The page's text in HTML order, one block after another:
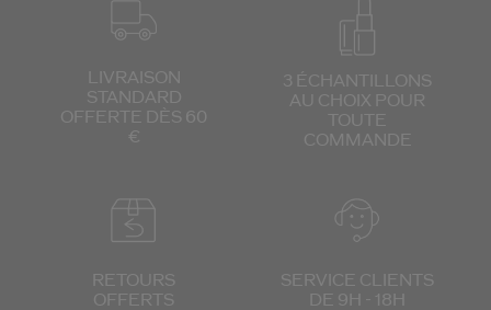
LIVRAISON
STANDARD
OFFERTE DÈS 60
€
3 ÉCHANTILLONS
AU CHOIX POUR
TOUTE
COMMANDE
RETOURS
OFFERTS
SERVICE CLIENTS
DE 9H - 18H